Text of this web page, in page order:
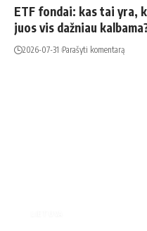
ETF fondai: kas tai yra,
juos vis dažniau
2026-07-31 Parašyti komentarą